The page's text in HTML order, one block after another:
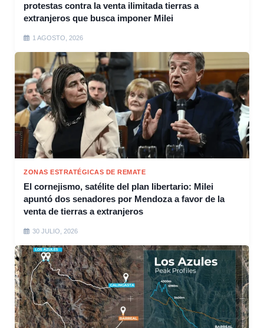
protestas contra la venta ilimitada tierras a
extranjeros que busca imponer Milei
1 AGOSTO, 2026
ZONAS ESTRATÉGICAS DE REMATE
El cornejismo, satélite del plan libertario: Milei
apuntó dos senadores por Mendoza a favor de la
venta de tierras a extranjeros
30 JULIO, 2026